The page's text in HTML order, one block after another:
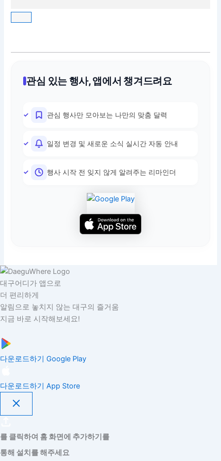
관심 있는 행사, 앱에서 챙겨드려요
관심 행사만 모아보는 나만의 맞춤 달력
일정 변경 및 새로운 소식 실시간 자동 안내
행사 시작 전 잊지 않게 알려주는 리마인더
대구어디가 앱으로
더 편리하게
알림으로 놓치지 않는 대구의 즐거움
지금 바로 시작해보세요!
다운로드하기 Google Play
다운로드하기 App Store
를 클릭하여 홈 화면에 추가하기를
통해 설치를 해주세요